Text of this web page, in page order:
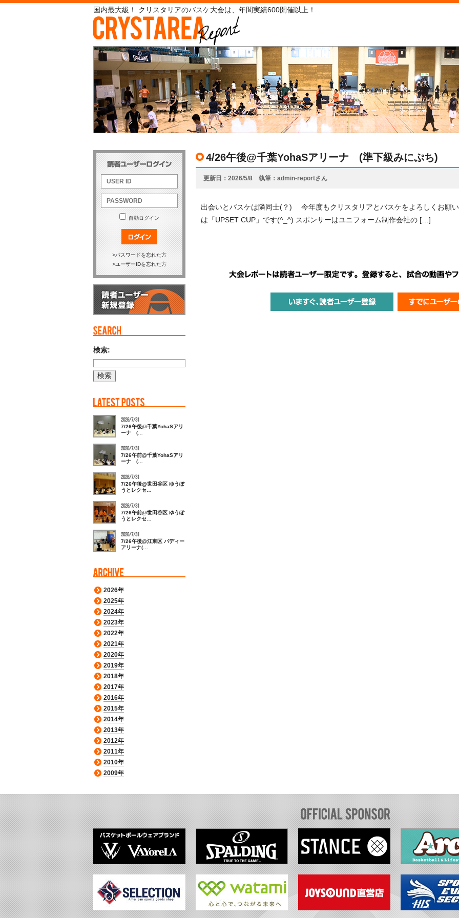
国内最大級！ クリスタリアのバスケ大会は、年間実績600開催以上！
4/26午後@千葉YohaSアリーナ (準下級みにぷち)
更新日 2026/5/8 執筆 admin-reportさん
出会いとバスケは隣同士(？) 今年度もクリスタリアとバスケをよろしくお願
は「UPSET CUP」です(^_^) スポンサーはユニフォーム制作会社の […]
自動ログイン
パスワードを忘れた方
ユーザーIDを忘れた方
検索:
2026/7/31
7/26午後@千葉YohaSアリ
ーナ (…
2026/7/31
7/26午前@千葉YohaSアリ
ーナ (…
2026/7/31
7/26午後@世田谷区 ゆうぽ
うとレクセ…
2026/7/31
7/26午前@世田谷区 ゆうぽ
うとレクセ…
2026/7/31
7/26午後@江東区 バディー
アリーナ(…
2026年
2025年
2024年
2023年
2022年
2021年
2020年
2019年
2018年
2017年
2016年
2015年
2014年
2013年
2012年
2011年
2010年
2009年